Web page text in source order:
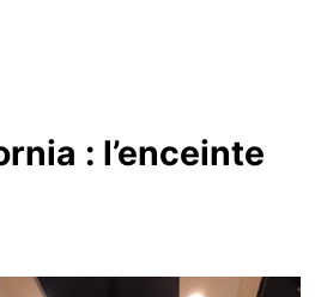
: l’enceinte